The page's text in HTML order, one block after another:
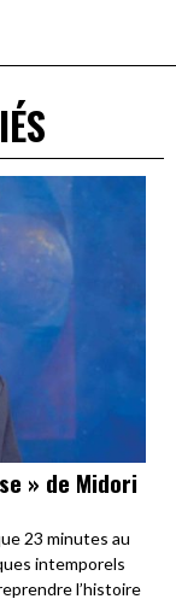
» de Midori
23 minutes au
intemporels
l’histoire